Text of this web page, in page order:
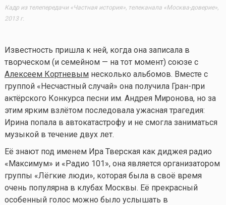
Кадр из телепередачи «Частная история», телеканала «Москва-доверие»,
2013 г.
Известность пришла к ней, когда она записала в
творческом (и семейном — на тот момент) союзе с
Алексеем Кортневымнесколько альбомов. Вместе с
группой «Несчастный случай» она получила Гран-при
актёрского Конкурса песни им. Андрея Миронова, но за
этим ярким взлётом последовала ужасная трагедия:
Ирина попала в автокатастрофу и не смогла заниматься
музыкой в течение двух лет.
Её знают под именем Ира Тверская как диджея радио
«Максимум» и «Радио 101», она является организатором
группы «Лёгкие люди», которая была в своё время
очень популярна в клубах Москвы. Её прекрасный
особенный голос можно было услышать в